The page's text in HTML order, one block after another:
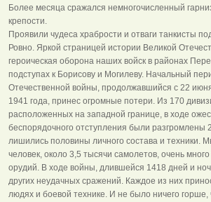
Более месяца сражался немногочисленный
крепости.
Проявили чудеса храбрости и отваги танкисты
Ровно. Яркой страницей истории Великой
героическая оборона наших войск в районах
подступах к Борисову и Могилеву. Начальный
Отечественной войны, продолжавшийся с 22
1941 года, принес огромные потери. Из 170
расположенных на западной границе, в ходе
беспорядочного отступления были разгромлены
лишились половины личного состава и техники.
человек, около 3,5 тысячи самолетов, очень
орудий. В ходе войны, длившейся 1418 дней и
других неудачных сражений. Каждое из них
людях и боевой технике. И не было ничего горше,